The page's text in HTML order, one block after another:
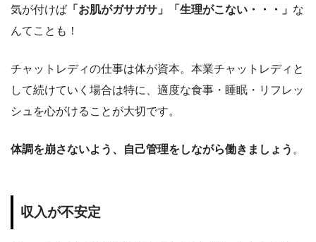
気が付けば 「お肌がガサガサ」「生理がこない・・・」 な
んてことも！
チャットレディの仕事は体が資本。本業チャットレディと
して続けていく場合は特に、適度な食事・睡眠・リフレッ
シュを心がけることが大切です。
体調を崩さないよう、自己管理をしながら働きましょう 。
収入が不安定